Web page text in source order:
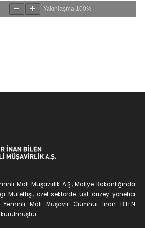
Yakınlaşma 100%
Mali Müşavirlik A.Ş., Maliye Bakanlığında
Müfettişi, özel sektörde üst düzey yönetici
Yeminli Mali Müşavir Cumhur İnan BİLEN
kurulmuştur...